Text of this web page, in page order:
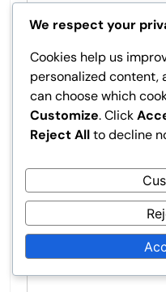
Name*
Email
Website
We respect your
Cookies help us
personalized content,
can choose which
Customize. Click
Reject Allto decline